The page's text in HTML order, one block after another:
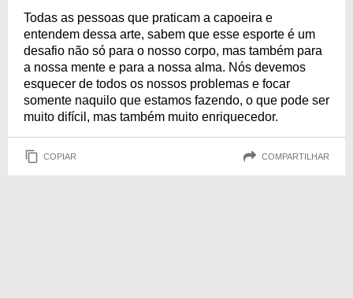
Todas as pessoas que praticam a capoeira e
entendem dessa arte, sabem que esse esporte é um
desafio não só para o nosso corpo, mas também para
a nossa mente e para a nossa alma. Nós devemos
esquecer de todos os nossos problemas e focar
somente naquilo que estamos fazendo, o que pode ser
muito difícil, mas também muito enriquecedor.
COPIAR COMPARTILHAR